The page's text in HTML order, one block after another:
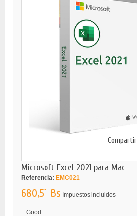
Compartir
Microsoft Excel 2021 para Mac
Referencia: EMC021
680,51 Bs Impuestos incluidos
Good